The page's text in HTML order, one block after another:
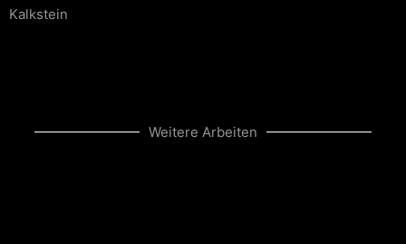
Kalkstein
Weitere Arbeiten